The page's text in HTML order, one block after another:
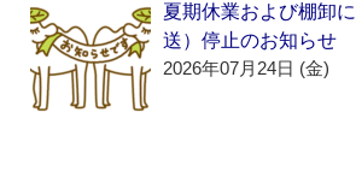
夏期休業および棚卸
送）停止のお知らせ
2026年07月24日 (金)